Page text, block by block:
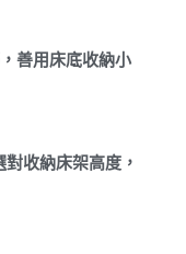
善用床底收納小
收納床架高度，